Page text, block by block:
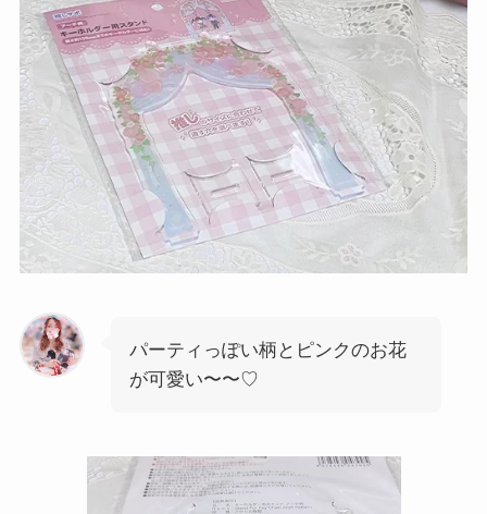
パーティっぽい柄とピンクのお花
が可愛い〜〜♡